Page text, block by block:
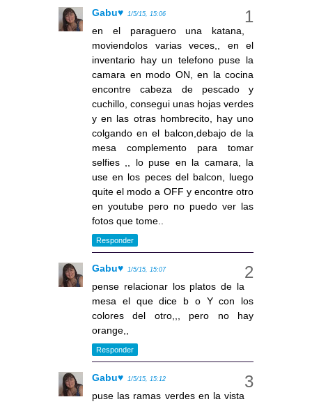
Gabu♥ 1/5/15, 15:06
en el paraguero una katana,
moviendolos varias veces,, en el
inventario hay un telefono puse la
camara en modo ON, en la cocina
encontre cabeza de pescado y
cuchillo, consegui unas hojas verdes
y en las otras hombrecito, hay uno
colgando en el balcon,debajo de la
mesa complemento para tomar
selfies ,, lo puse en la camara, la
use en los peces del balcon, luego
quite el modo a OFF y encontre otro
en youtube pero no puedo ver las
fotos que tome..
Responder
Gabu♥ 1/5/15, 15:07
pense relacionar los platos de la
mesa el que dice b o Y con los
colores del otro,,, pero no hay
orange,,
Responder
Gabu♥ 1/5/15, 15:12
puse las ramas verdes en la vista